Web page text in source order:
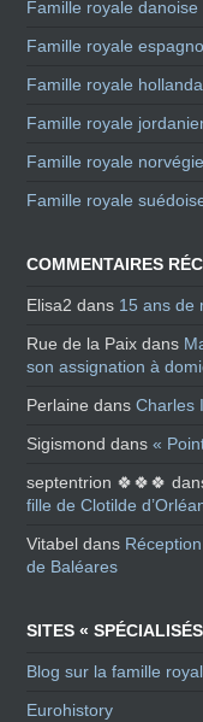
Famille royale danoise
Famille royale
Famille royale
Famille royale
Famille royale
Famille royale
COMMENTAIRES
Elisa2 dans 15 ans de
Rue de la Paix dans
son assignation à
Perlaine dansCharles
Sigismond dans«
septentrion 🍀🍀🍀
fille de Clotilde
Vitabel dans
de Baléares
SITES «
Blog sur la famille
Eurohistory